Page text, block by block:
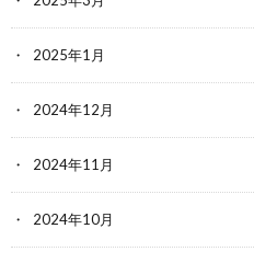
2025年1月
2024年12月
2024年11月
2024年10月